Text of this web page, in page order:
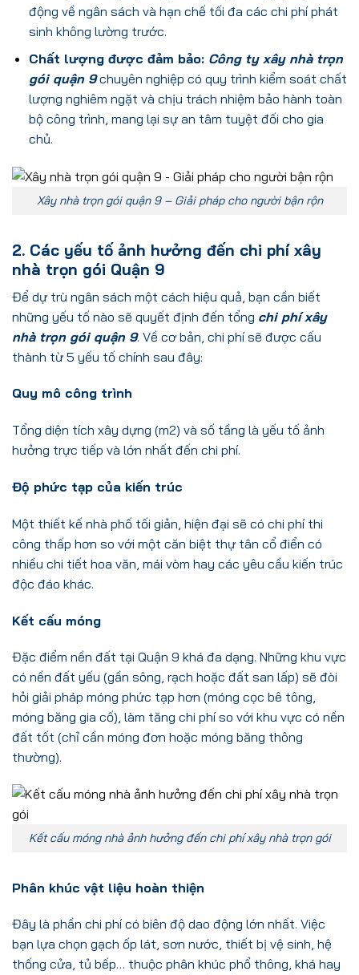
động về ngân sách và hạn chế tối đa các chi phí phát
sinh không lường trước.
Chất lượng được đảm bảo:Công ty xây nhà trọn
gói quận 9chuyên nghiệp có quy trình kiểm soát chất
lượng nghiêm ngặt và chịu trách nhiệm bảo hành toàn
bộ công trình, mang lại sự an tâm tuyệt đối cho gia
chủ.
Xây nhà trọn gói quận 9 – Giải pháp cho người bận rộn
2. Các yếu tố ảnh hưởng đến chi phí xây
nhà trọn gói Quận 9
Để dự trù ngân sách một cách hiệu quả, bạn cần biết
những yếu tố nào sẽ quyết định đến tổng chi phí xây
nhà trọn gói quận 9. Về cơ bản, chi phí sẽ được cấu
thành từ 5 yếu tố chính sau đây:
Quy mô công trình
Tổng diện tích xây dựng (m2) và số tầng là yếu tố ảnh
hưởng trực tiếp và lớn nhất đến chi phí.
Độ phức tạp của kiến trúc
Một thiết kế nhà phố tối giản, hiện đại sẽ có chi phí thi
công thấp hơn so với một căn biệt thự tân cổ điển có
nhiều chi tiết hoa văn, mái vòm hay các yêu cầu kiến trúc
độc đáo khác.
Kết cấu móng
Đặc điểm nền đất tại Quận 9 khá đa dạng. Những khu vực
có nền đất yếu (gần sông, rạch hoặc đất san lấp) sẽ đòi
hỏi giải pháp móng phức tạp hơn (móng cọc bê tông,
móng băng gia cố), làm tăng chi phí so với khu vực có nền
đất tốt (chỉ cần móng đơn hoặc móng băng thông
thường).
Kết cấu móng nhà ảnh hưởng đến chi phí xây nhà trọn gói
Phân khúc vật liệu hoàn thiện
Đây là phần chi phí có biên độ dao động lớn nhất. Việc
bạn lựa chọn gạch ốp lát, sơn nước, thiết bị vệ sinh, hệ
thống cửa, tủ bếp… thuộc phân khúc phổ thông, khá hay